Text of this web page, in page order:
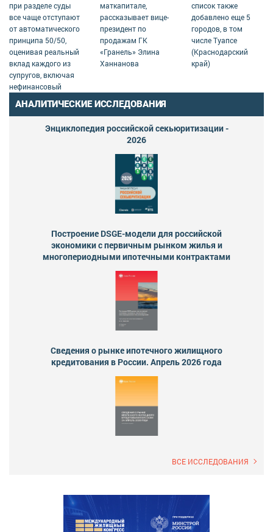
при разделе суды
все чаще отступают
от автоматического
принципа 50/50,
оценивая реальный
вклад каждого из
супругов, включая
нефинансовый
маткапитале,
рассказывает вице-
президент по
продажам ГК
«Гранель» Элина
Ханнанова
список также
добавлено еще 5
городов, в том
числе Туапсе
(Краснодарский
край)
АНАЛИТИЧЕСКИЕ ИССЛЕДОВАНИЯ
Энциклопедия российской секьюритизации -
2026
Построение DSGE-модели для российской
экономики с первичным рынком жилья и
многопериодными ипотечными контрактами
Сведения о рынке ипотечного жилищного
кредитования в России. Апрель 2026 года
ВСЕ ИССЛЕДОВАНИЯ